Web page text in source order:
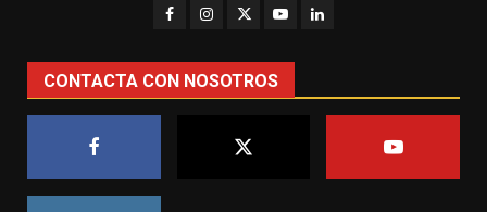
CONTACTA CON NOSOTROS